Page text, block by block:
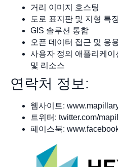
거리 이미지 호스팅
도로 표지판 및 지형 특
GIS 솔루션 통합
오픈 데이터 접근 및 응
사용자 정의 애플리케
및 리소스
연락처 정보:
웹사이트:
트위터: twitter.com/
페이스북: